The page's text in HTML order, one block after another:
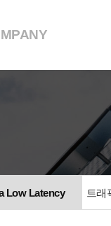
Low Latency 트래